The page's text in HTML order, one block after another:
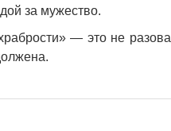
за мужество.
— это не